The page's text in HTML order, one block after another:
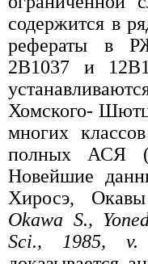
содержится в
рефераты в
2В1037 и
Хомского-
многих
полных АСЯ
Новейшие
Хиросэ,
Okawa S.,
Sci., 1985,